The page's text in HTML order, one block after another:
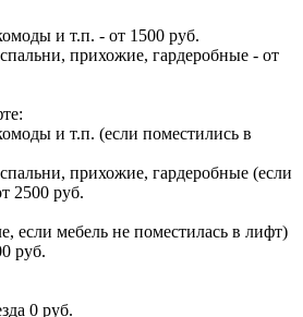
и т.п. - от 1500 руб.
прихожие, гардеробные - от
и т.п. (если поместились в
прихожие, гардеробные (если
2500 руб.
если мебель не поместилась в лифт)
руб.
0 руб.